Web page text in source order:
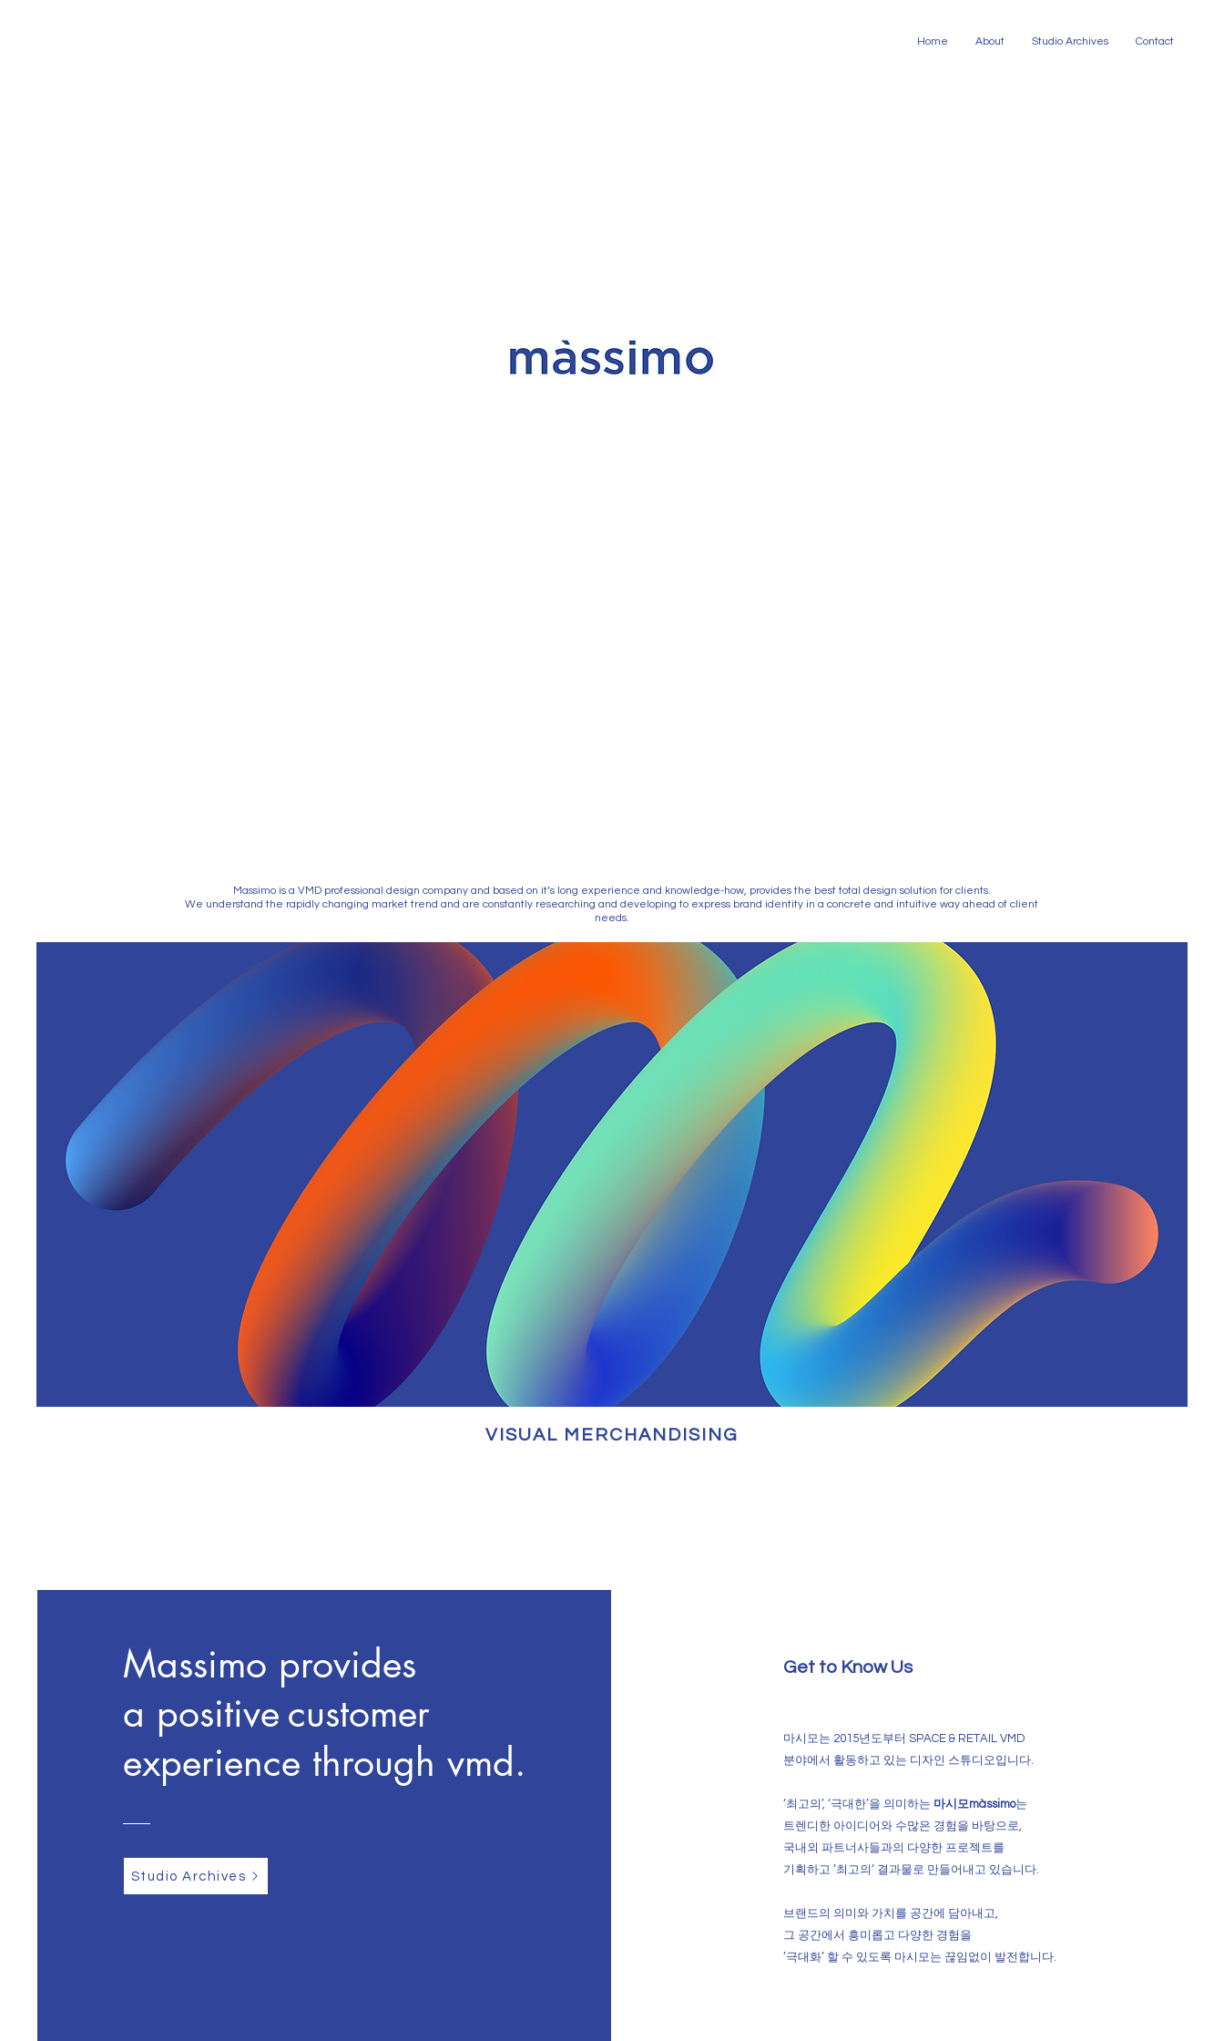
Home About Studio Archives Contact
Massimo is a VMD professional design company and based on it’s long experience and knowledge-how, provides the best total design solution for clients.
We understand the rapidly changing market trend and are constantly researching and developing to express brand identity in a concrete and intuitive way ahead of client
needs.
VISUAL MERCHANDISING
Massimo provides
a positive customer
experience through vmd.
Studio Archives
Get to Know Us
마시모는 2015년도부터 SPACE & RETAIL VMD
분야에서 활동하고 있는 디자인 스튜디오입니다.
‘최고의’, ‘극대한’을 의미하는 마시모màssimo는
트렌디한 아이디어와 수많은 경험을 바탕으로,
국내외 파트너사들과의 다양한 프로젝트를
기획하고’최고의‘ 결과물로 만들어내고 있습니다.
브랜드의 의미와 가치를 공간에 담아내고,
그 공간에서 흥미롭고 다양한 경험을
’극대화’ 할 수 있도록 마시모는 끊임없이 발전합니다.